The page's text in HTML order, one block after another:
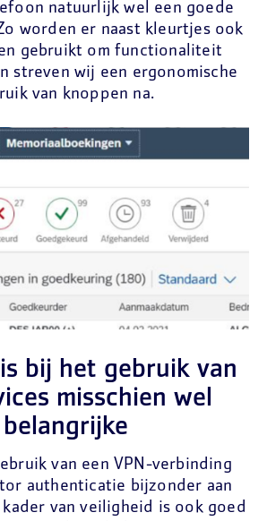
natuurlijk wel een goede
worden er naast kleurtjes ook
gebruikt om functionaliteit
streven wij een ergonomische
van knoppen na.
bij het gebruik van
misschien wel
van een VPN-verbinding
authenticatie bijzonder aan
van veiligheid is ook goed